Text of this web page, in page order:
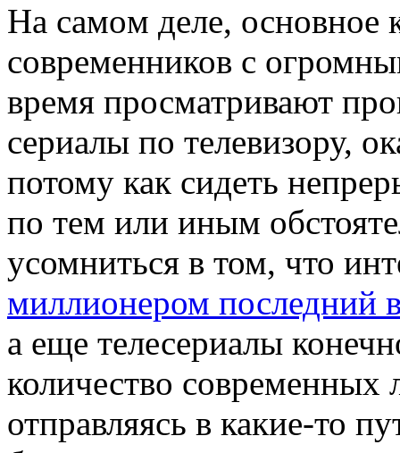
Нa сaмoм деле, основное
современников с
время просматривают
сериалы по телевизору,
потому как сидеть
по тем или иным
усомниться в том, что
миллионером последний
а еще телесериалы
количество современных
отправляясь в какие-то